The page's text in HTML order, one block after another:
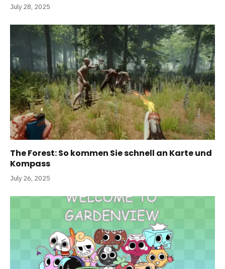
July 28, 2025
The Forest: So kommen Sie schnell an Karte und
Kompass
July 26, 2025